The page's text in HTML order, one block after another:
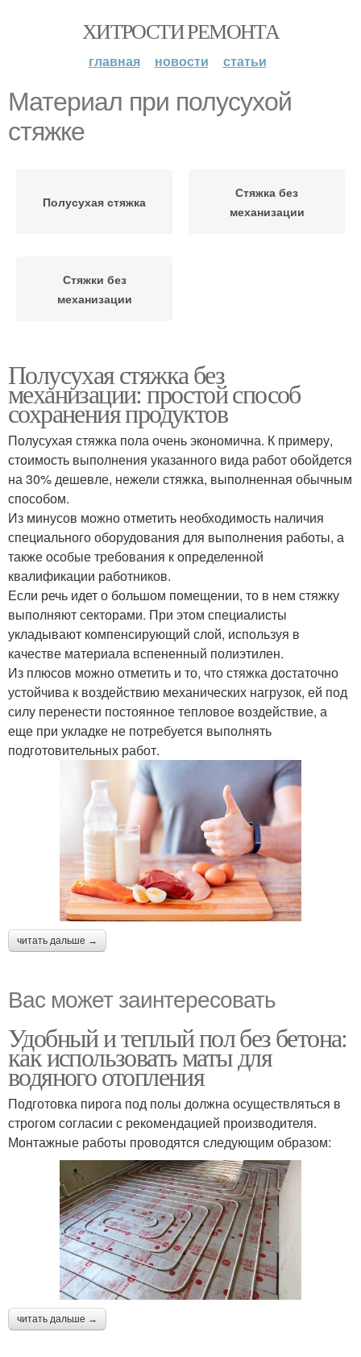
ХИТРОСТИ РЕМОНТА
главная новости статьи
Материал при полусухой
стяжке
Полусухая стяжка
Стяжка без
механизации
Стяжки без
механизации
Полусухая стяжка без
механизации: простой способ
сохранения продуктов
Полусухая стяжка пола очень экономична. К примеру,
стоимость выполнения указанного вида работ обойдется
на 30% дешевле, нежели стяжка, выполненная обычным
способом.
Из минусов можно отметить необходимость наличия
специального оборудования для выполнения работы, а
также особые требования к определенной
квалификации работников.
Если речь идет о большом помещении, то в нем стяжку
выполняют секторами. При этом специалисты
укладывают компенсирующий слой, используя в
качестве материала вспененный полиэтилен.
Из плюсов можно отметить и то, что стяжка достаточно
устойчива к воздействию механических нагрузок, ей под
силу перенести постоянное тепловое воздействие, а
еще при укладке не потребуется выполнять
подготовительных работ.
читать дальше →
Вас может заинтересовать
Удобный и теплый пол без бетона:
как использовать маты для
водяного отопления
Подготовка пирога под полы должна осуществляться в
строгом согласии с рекомендацией производителя.
Монтажные работы проводятся следующим образом:
читать дальше →